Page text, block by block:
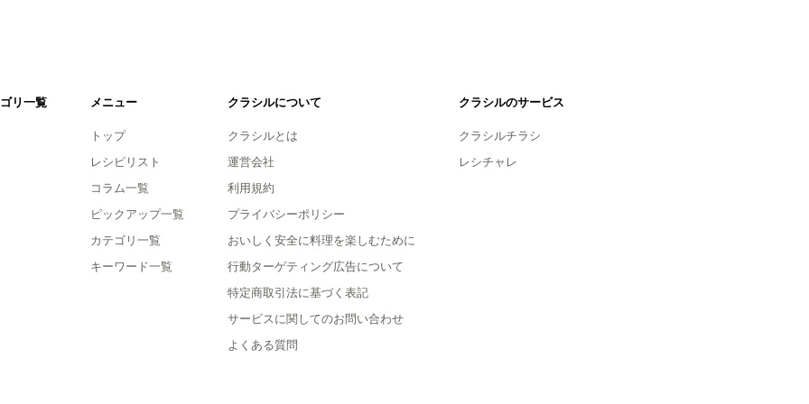
リ一覧 メニュー
トップ
レシピリスト
コラム一覧
ピックアップ一覧
カテゴリ一覧
キーワード一覧
クラシルについて
クラシルとは
運営会社
利用規約
プライバシーポリシー
おいしく安全に料理を楽しむために
行動ターゲティング広告について
特定商取引法に基づく表記
サービスに関してのお問い合わせ
よくある質問
クラシルのサービス
クラシルチラシ
レシチャレ